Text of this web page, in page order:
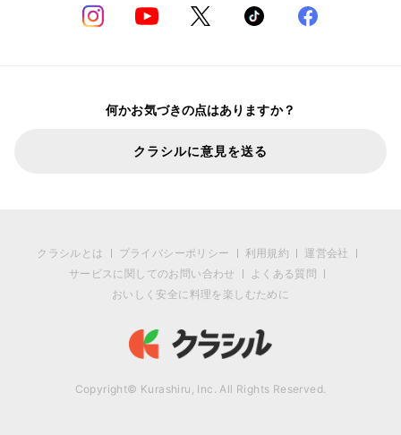
何かお気づきの点はありますか？
クラシルに意見を送る
クラシルとは プライバシーポリシー 利用規約
運営会社
サービスに関してのお問い合わせ
よくある質問
おいしく安全に料理を楽しむために
Copyright© Kurashiru, Inc. All Rights Reserved.